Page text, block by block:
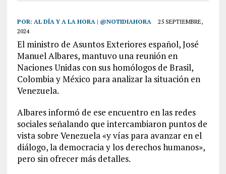
POR: AL DÍA Y A LA HORA | @NOTIDIAHORA
25 SEPTIEMBRE,
2024
El ministro de Asuntos Exteriores español, José
Manuel Albares, mantuvo una reunión en
Naciones Unidas con sus homólogos de Brasil,
Colombia y México para analizar la situación en
Venezuela.
Albares informó de ese encuentro en las redes
sociales señalando que intercambiaron puntos de
vista sobre Venezuela «y vías para avanzar en el
diálogo, la democracia y los derechos humanos»,
pero sin ofrecer más detalles.